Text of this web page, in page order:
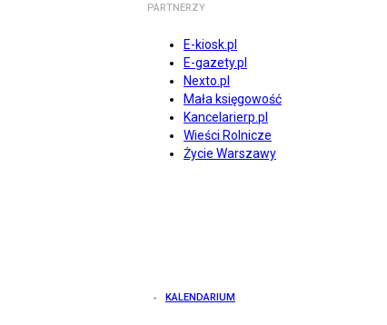
PARTNERZY
E-kiosk.pl
E-gazety.pl
Nexto.pl
Mała księgowość
Kancelarierp.pl
Wieści Rolnicze
Życie Warszawy
KALENDARIUM